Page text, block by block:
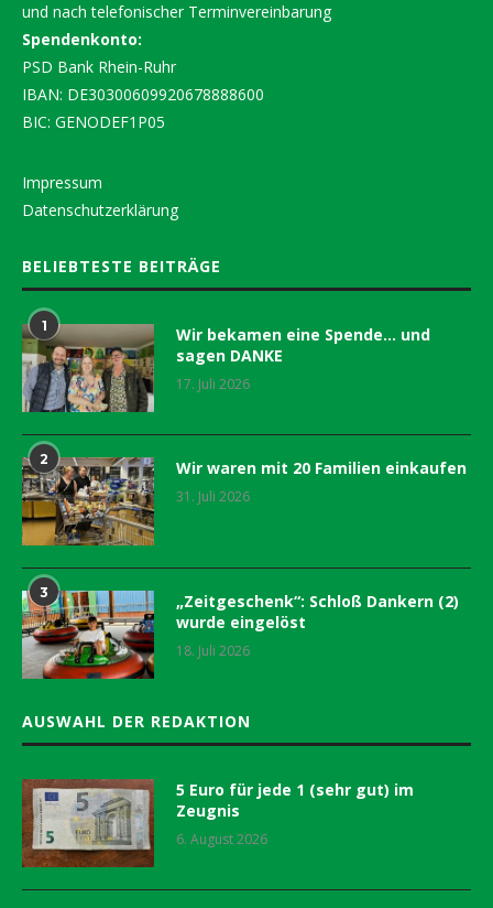
und nach telefonischer Terminvereinbarung
Spendenkonto:
PSD Bank Rhein-Ruhr
IBAN: DE30300609920678888600
BIC: GENODEF1P05
Impressum
Datenschutzerklärung
BELIEBTESTE BEITRÄGE
1
Wir bekamen eine Spende… und
sagen DANKE
17. Juli 2026
2 Wir waren mit 20 Familien einkaufen
31. Juli 2026
3
„Zeitgeschenk“: Schloß Dankern (2)
wurde eingelöst
18. Juli 2026
AUSWAHL DER REDAKTION
5 Euro für jede 1 (sehr gut) im
Zeugnis
6. August 2026